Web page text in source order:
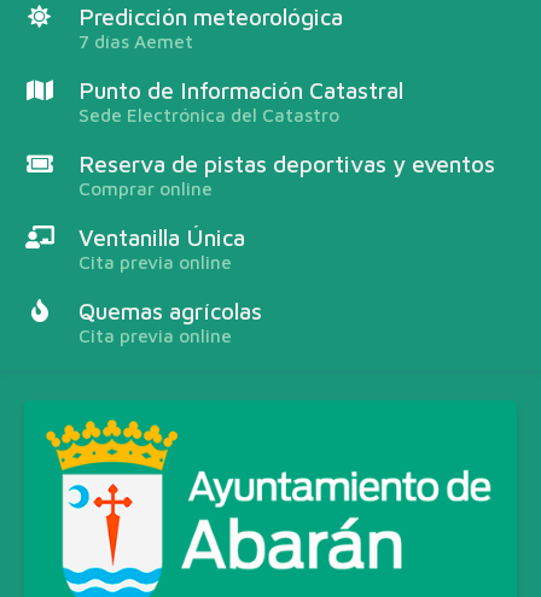
Predicción meteorológica
7 días Aemet
Punto de Información Catastral
Sede Electrónica del Catastro
Reserva de pistas deportivas y eventos
Comprar online
Ventanilla Única
Cita previa online
Quemas agrícolas
Cita previa online